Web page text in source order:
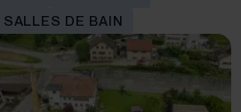
SALLES DE BAIN